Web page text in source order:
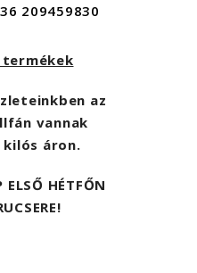
209459830
az
vannak
kilós áron.
HÉTFŐN